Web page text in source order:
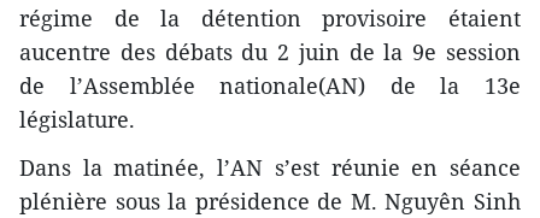
régime de la détention provisoire étaient
aucentre des débats du 2 juin de la 9e session
de l’Assemblée nationale(AN) de la 13e
législature.
Dans la matinée, l’AN s’est réunie en séance
plénière sous la présidence de M. Nguyên Sinh